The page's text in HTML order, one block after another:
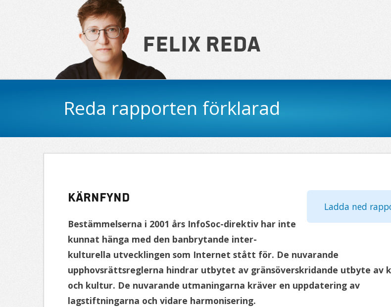
Felix Reda
Reda rapporten förklarad
Ladda ned
Kärnfynd
Bestämmelserna i 2001 års InfoSoc-direktiv har inte
kunnat hänga med den banbrytande inter-
kulturella utvecklingen som Internet stått för. De nuvarande
upphovsrättsreglerna hindrar utbytet av gränsöverskridande utbyte av
och kultur. De nuvarande utmaningarna kräver en uppdatering av
lagstiftningarna och vidare harmonisering.